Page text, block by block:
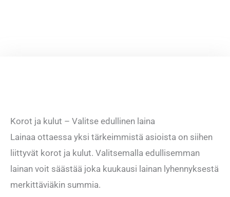
Korot ja kulut – Valitse edullinen laina
Lainaa ottaessa yksi tärkeimmistä asioista on siihen
liittyvät korot ja kulut. Valitsemalla edullisemman
lainan voit säästää joka kuukausi lainan lyhennyksestä
merkittäviäkin summia.